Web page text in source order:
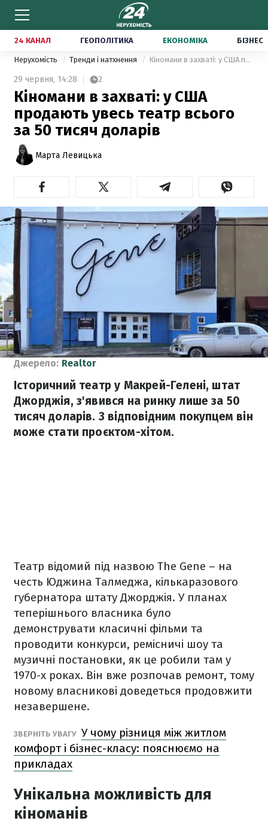
24 КАНАЛ ГЕОПОЛІТИКА ЕКОНОМІКА БІЗНЕС
Нерухомість Тренди і натхнення Кіномани в захваті: у США продають увесь театр всього за 50 тисяч доларів
29 червня, 14:28 2
Кіномани в захваті: у США
продають увесь театр всього
за 50 тисяч доларів
Марта Левицька
Джерело: Realtor
Історичний театр у Макрей-Гелені, штат
Джорджія, з'явився на ринку лише за 50
тисяч доларів. З відповідним покупцем він
може стати проєктом-хітом.
Театр відомий під назвою The Gene – на
честь Юджина Талмеджа, кількаразового
губернатора штату Джорджія. У планах
теперішнього власника було
демонструвати класичні фільми та
проводити конкурси, ремісничі шоу та
музичні постановки, як це робили там у
1970-х роках. Він вже розпочав ремонт, тому
новому власникові доведеться продовжити
незавершене.
ЗВЕРНІТЬ УВАГУ У чому різниця між житлом
комфорт і бізнес-класу: пояснюємо на
прикладах
Унікальна можливість для
кіноманів